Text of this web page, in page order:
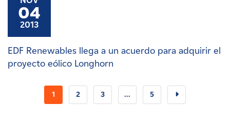
04
2013
EDF Renewables llega a un acuerdo para adquirir el
proyecto eólico Longhorn
1 2 3 ... 5